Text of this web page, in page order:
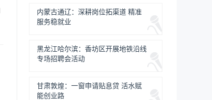
内蒙古通辽：深耕岗位拓渠道 精准
服务稳就业
黑龙江哈尔滨：香坊区开展地铁沿线
专场招聘会活动
甘肃敦煌：一窗申请贴息贷 活水赋
能创业路